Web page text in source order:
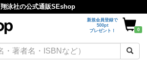
翔泳社の公式通販SEshop
新規会員登録で
500pt
プレゼント！
0